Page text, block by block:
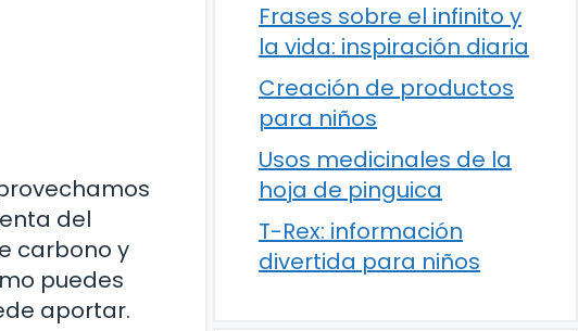
del
carbono y
puedes
aportar.
Frases sobre el infinito y
la vida: inspiración diaria
Creación de productos
para niños
Usos medicinales de la
hoja de pinguica
T-Rex: información
divertida para niños